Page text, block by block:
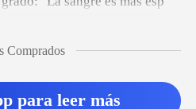
Comprados
para leer más